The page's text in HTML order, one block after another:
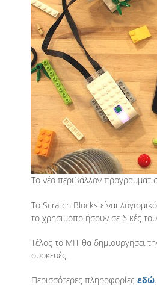
Το νέο περιβάλλον
Το Scratch Blocks είναι
το χρησιμοποιήσουν σε δικές
Τέλος το MIT θα δημιουργήσει
συσκευές.
Περισσότερες πληροφορίες εδώ.